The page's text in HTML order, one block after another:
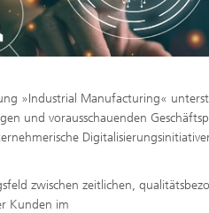
»Industrial Manufacturing«
und vorausschauenden
zwischen zeitlichen,
Kunden im